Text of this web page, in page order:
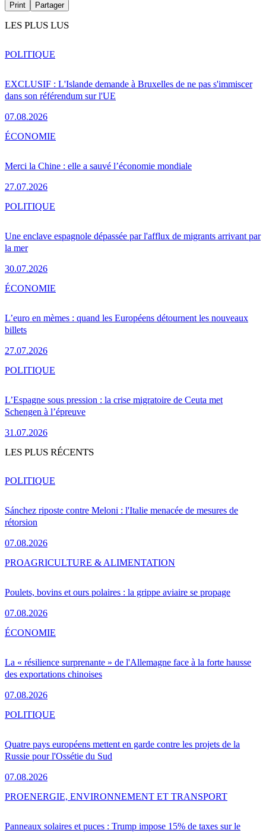
Print Partager
LES PLUS LUS
EXCLUSIF : L'Islande demande à Bruxelles de ne pas s'immiscer
dans son référendum sur l'UE
07.08.2026
POLITIQUE
Merci la Chine : elle a sauvé l’économie mondiale
27.07.2026
ÉCONOMIE
Une enclave espagnole dépassée par l'afflux de migrants arrivant par
la mer
30.07.2026
POLITIQUE
L’euro en mèmes : quand les Européens détournent les nouveaux
billets
27.07.2026
ÉCONOMIE
L’Espagne sous pression : la crise migratoire de Ceuta met
Schengen à l’épreuve
31.07.2026
POLITIQUE
LES PLUS RÉCENTS
Sánchez riposte contre Meloni : l'Italie menacée de mesures de
rétorsion
07.08.2026
POLITIQUE
Poulets, bovins et ours polaires : la grippe aviaire se propage
07.08.2026
PROAGRICULTURE & ALIMENTATION
La « résilience surprenante » de l'Allemagne face à la forte hausse
des exportations chinoises
07.08.2026
ÉCONOMIE
Quatre pays européens mettent en garde contre les projets de la
Russie pour l'Ossétie du Sud
07.08.2026
POLITIQUE
Panneaux solaires et puces : Trump impose 15% de taxes sur le
PROENERGIE, ENVIRONNEMENT ET TRANSPORT